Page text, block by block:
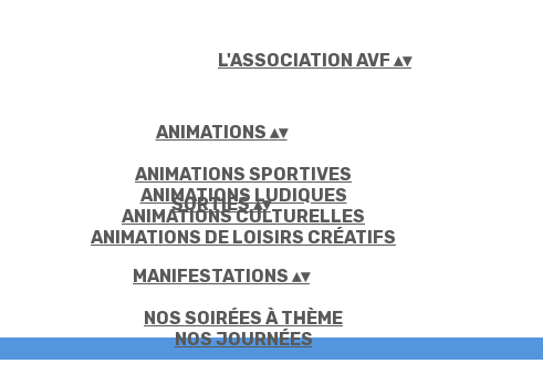
L'ASSOCIATION AVF ▴▾
ANIMATIONS ▴▾
ANIMATIONS SPORTIVES
ANIMATIONS LUDIQUES
ANIMATIONS CULTURELLES
ANIMATIONS DE LOISIRS CRÉATIFS
SORTIES▴▾
MANIFESTATIONS ▴▾
NOS SOIRÉES À THÈME
NOS JOURNÉES